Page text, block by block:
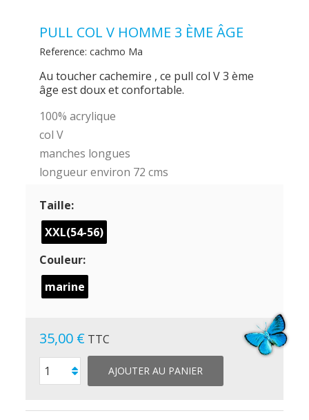
PULL COL V HOMME 3 ÈME ÂGE
Reference: cachmo Ma
Au toucher cachemire , ce pull col V 3 ème
âge est doux et confortable.
100% acrylique
col V
manches longues
longueur environ 72 cms
Taille:
XXL(54-56)
Couleur:
marine
35,00 € TTC
AJOUTER AU PANIER